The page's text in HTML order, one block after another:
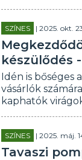
SZÍNES | 2025. okt.
készülődés
Idén is bőséges
vásárlók
kaphatók
SZÍNES | 2025. máj.
Tavaszi